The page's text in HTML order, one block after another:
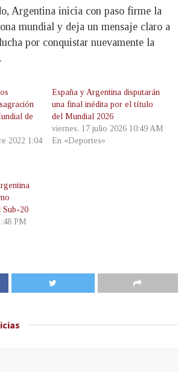
Argentina inicia con paso firme la
mundial y deja un mensaje claro a
por conquistar nuevamente la
de
2022 1:04
España y Argentina disputarán
una final inédita por el título
del Mundial 2026
viernes, 17 julio 2026 10:49 AM
En «Deportes»
Sub-20
PM